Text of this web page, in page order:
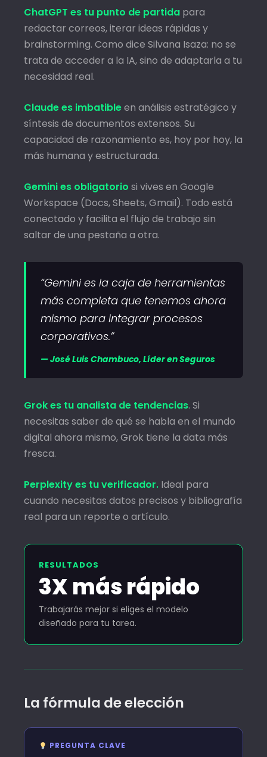
ChatGPT es tu punto de partida para
redactar correos, iterar ideas rápidas y
brainstorming. Como dice Silvana Isaza: no se
trata de acceder a la IA, sino de adaptarla a tu
necesidad real.
Claude es imbatibleen análisis estratégico y
síntesis de documentos extensos. Su
capacidad de razonamiento es, hoy por hoy, la
más humana y estructurada.
Gemini es obligatorio si vives en Google
Workspace (Docs, Sheets, Gmail). Todo está
conectado y facilita el flujo de trabajo sin
saltar de una pestaña a otra.
“Gemini es la caja de herramientas
más completa que tenemos ahora
mismo para integrar procesos
corporativos.”
— José Luis Chambuco, Líder en Seguros
Grok es tu analista de tendencias. Si
necesitas saber de qué se habla en el mundo
digital ahora mismo, Grok tiene la data más
fresca.
Perplexity es tu verificador. Ideal para
cuando necesitas datos precisos y bibliografía
real para un reporte o artículo.
RESULTADOS
3X más rápido
Trabajarás mejor si eliges el modelo
diseñado para tu tarea.
La fórmula de elección
PREGUNTA CLAVE